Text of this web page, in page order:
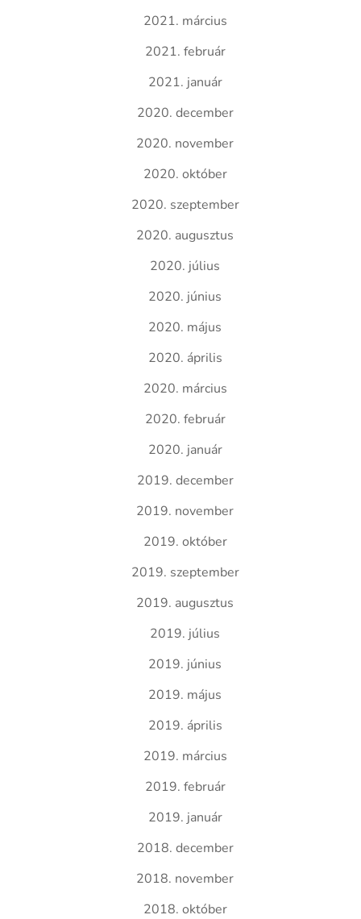
2021. március
2021. február
2021. január
2020. december
2020. november
2020. október
2020. szeptember
2020. augusztus
2020. július
2020. június
2020. május
2020. április
2020. március
2020. február
2020. január
2019. december
2019. november
2019. október
2019. szeptember
2019. augusztus
2019. július
2019. június
2019. május
2019. április
2019. március
2019. február
2019. január
2018. december
2018. november
2018. október